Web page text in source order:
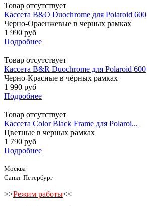
Товар отсутствует
Кассета B&O Duochrome для Polaroid 600
Черно-Ораенжевые в черных рамках
1 990 руб
Подробнее
Товар отсутствует
Кассета B&R Duochrome для Polaroid 600
Черно-Красные в чёрных рамках
1 990 руб
Подробнее
Товар отсутствует
Кассета Color Black Frame для Polaroi...
Цветные в черных рамках
1 790 руб
Подробнее
Москва
Санкт-Петербург
>>Режим работы<<